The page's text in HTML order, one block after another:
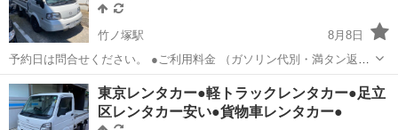
竹ノ塚駅
8月8日
予約日は問合せください。 ●ご利用料金 （ガソリン代別・満タン返
し） ●24時間：4900円/1日 保険込 ※受付時間8時～19時 ※時間外は
要相談 ※走行距離100㎞毎に500円の追加料金をいただきます。100...
東京 足立区 竹ノ塚駅 その他 レンタカー
東京レンタカー●軽トラックレンタカー●足立
区レンタカー安い●貨物車レンタカー●